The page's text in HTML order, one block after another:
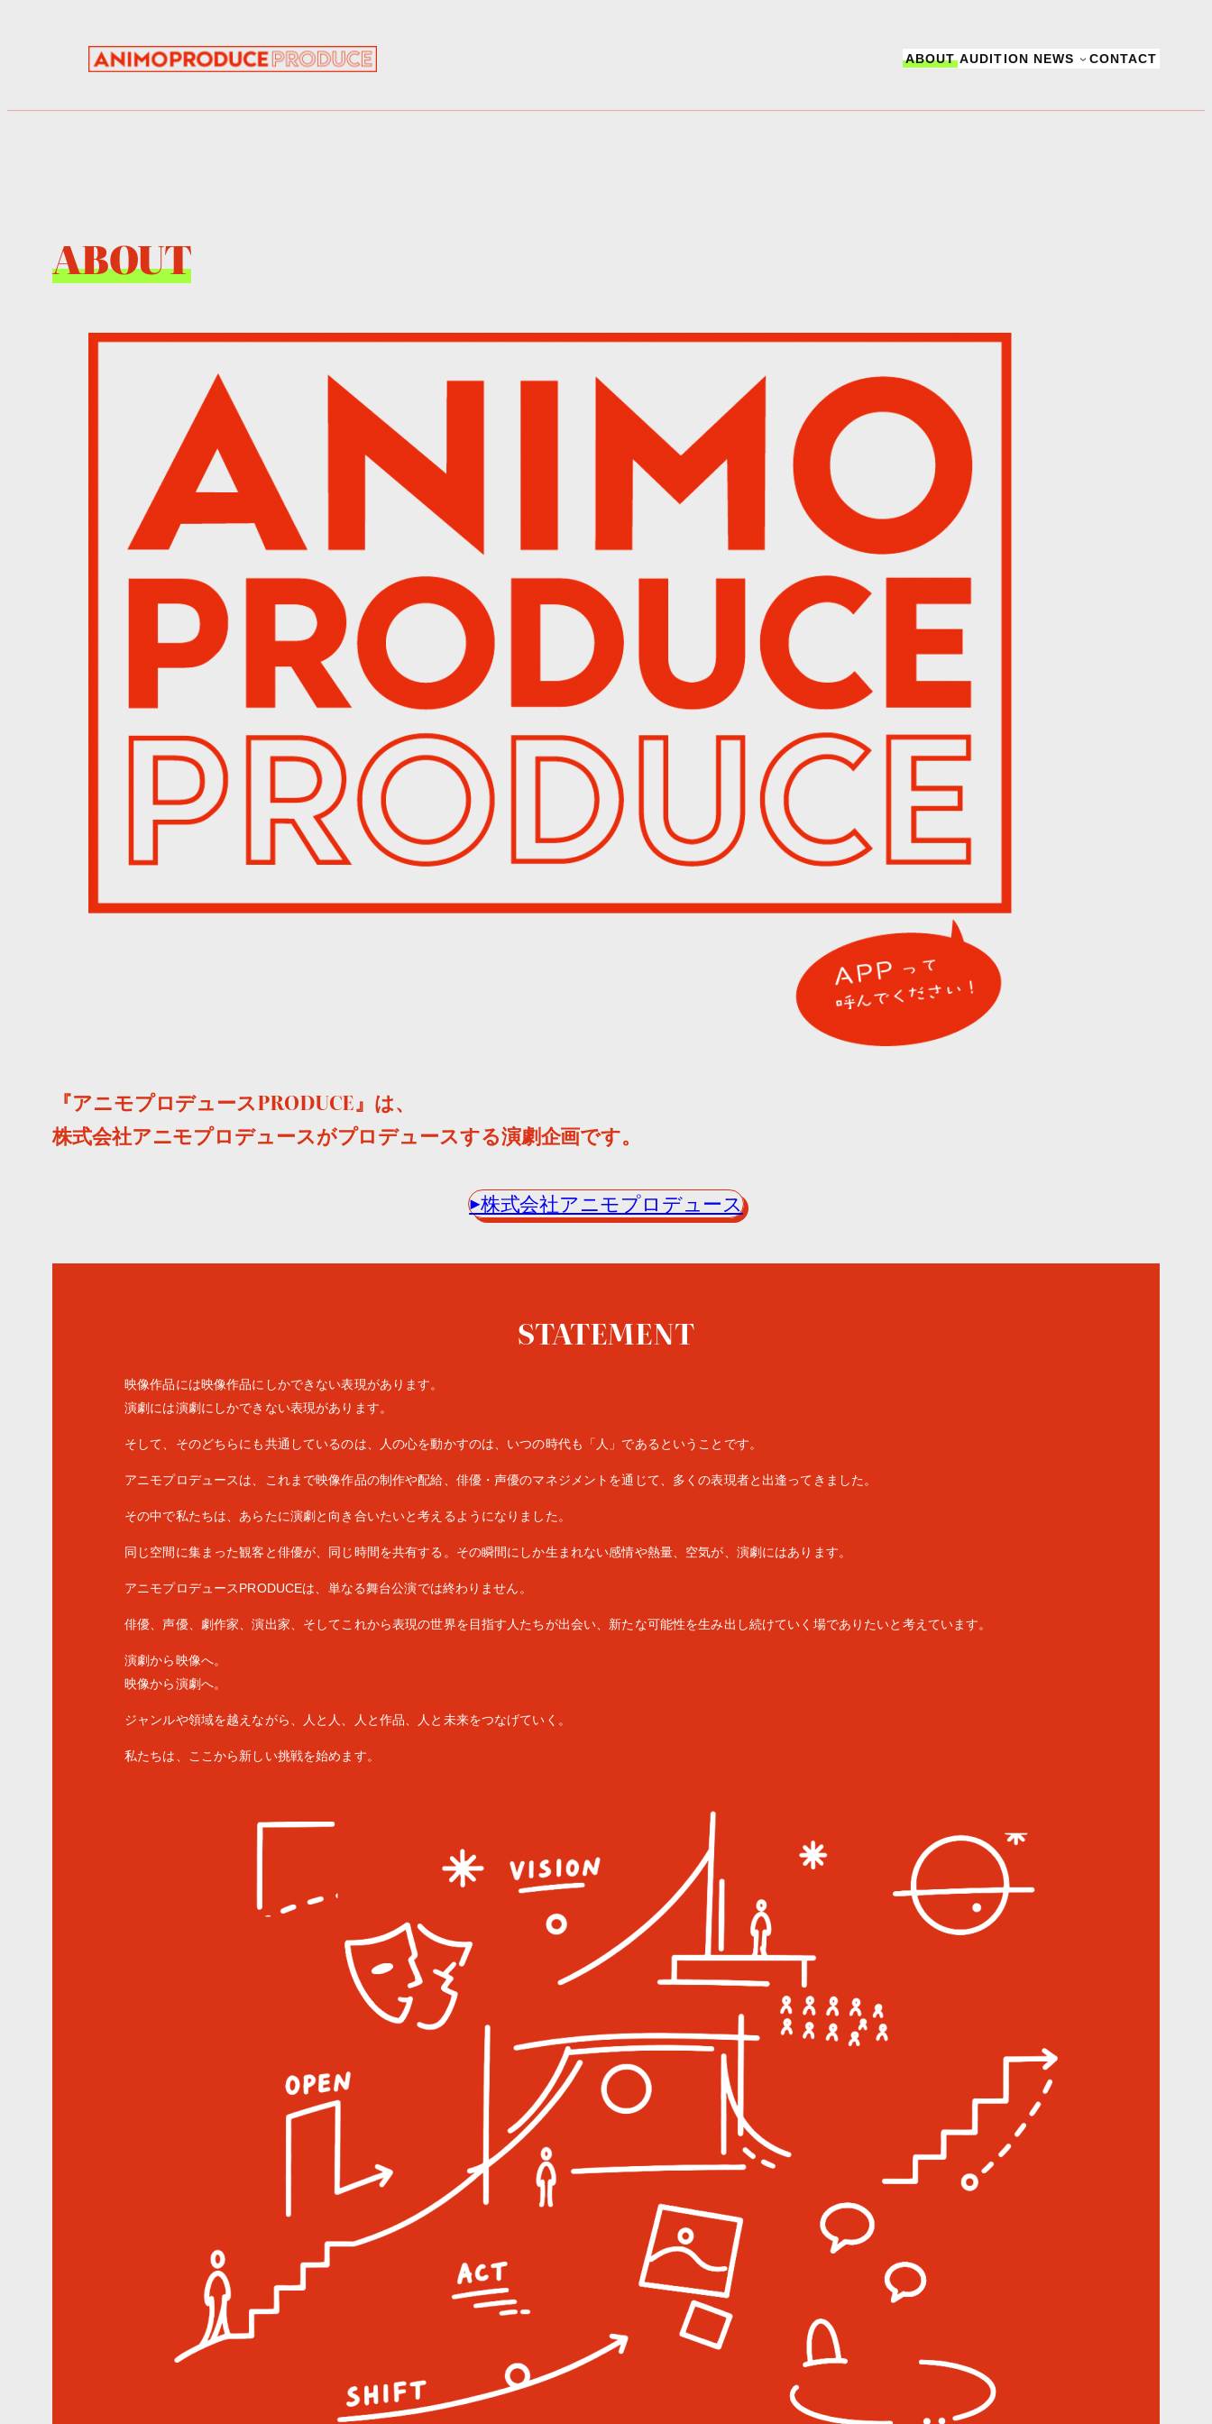
ABOUT AUDITION NEWS CONTACT
ABOUT
『アニモプロデュースPRODUCE』は、
株式会社アニモプロデュースがプロデュースする演劇企画です。
▶︎株式会社アニモプロデュース
STATEMENT
映像作品には映像作品にしかできない表現があります。
演劇には演劇にしかできない表現があります。
そして、そのどちらにも共通しているのは、人の心を動かすのは、いつの時代も「人」であるということです。
アニモプロデュースは、これまで映像作品の制作や配給、俳優・声優のマネジメントを通じて、多くの表現者と出逢ってきました。
その中で私たちは、あらたに演劇と向き合いたいと考えるようになりました。
同じ空間に集まった観客と俳優が、同じ時間を共有する。その瞬間にしか生まれない感情や熱量、空気が、演劇にはあります。
アニモプロデュースPRODUCEは、単なる舞台公演では終わりません。
俳優、声優、劇作家、演出家、そしてこれから表現の世界を目指す人たちが出会い、新たな可能性を生み出し続けていく場でありたいと考えています。
演劇から映像へ。
映像から演劇へ。
ジャンルや領域を越えながら、人と人、人と作品、人と未来をつなげていく。
私たちは、ここから新しい挑戦を始めます。